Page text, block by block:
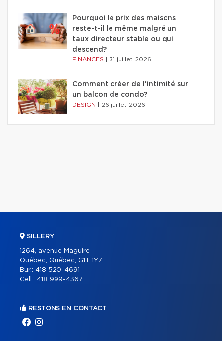
Pourquoi le prix des maisons
reste-t-il le même malgré un
taux directeur stable ou qui
descend?
FINANCES 31 juillet 2026
Comment créer de l'intimité sur
un balcon de condo?
DESIGN 26 juillet 2026
SILLERY
1264, avenue Maguire
Québec, Québec, G1T 1Y7
Bur.: 418 520-4691
Cell.: 418 999-4367
RESTONS EN CONTACT